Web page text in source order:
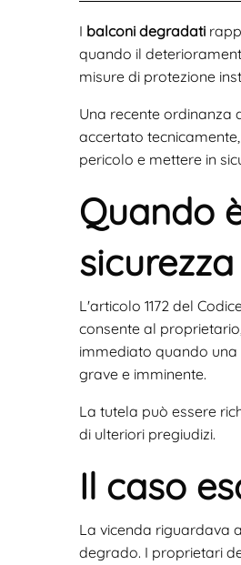
I balconi degradati
quando il
misure di protezione
Una recente ordinanza
accertato
pericolo e mettere in
Quando
sicurezza
L'articolo 1172 del
consente al
immediato quando
grave e imminente.
La tutela può essere
di ulteriori pregiudizi.
Il caso
La vicenda riguardava
degrado. I proprietari